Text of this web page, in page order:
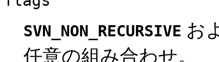
SVN_NON_RECURSIVE お
任意の組み合わせ。